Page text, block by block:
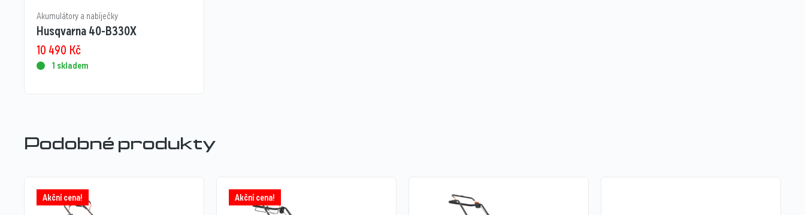
Akumulátory a nabíječky
Husqvarna 40-B330X
10 490 Kč
1 skladem
Podobné produkty
Akční cena! Akční cena!